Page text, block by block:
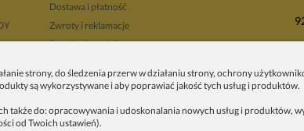
Dostawa i płatność
Zwroty i reklamacje
Regulamin opinii
ul.
strony, do śledzenia przerw w działaniu strony, ochrony
są wykorzystywane i aby poprawiać jakość tych usług i produktów.
także do: opracowywania i udoskonalania nowych usług i
od Twoich ustawień).